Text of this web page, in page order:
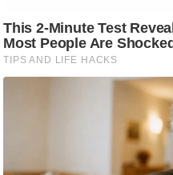
फै
श
न